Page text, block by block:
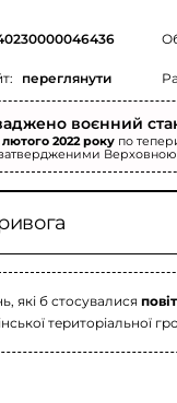
переглянути
воєнний
2022 року по
затвердженими
які б стосувалися
територіальної